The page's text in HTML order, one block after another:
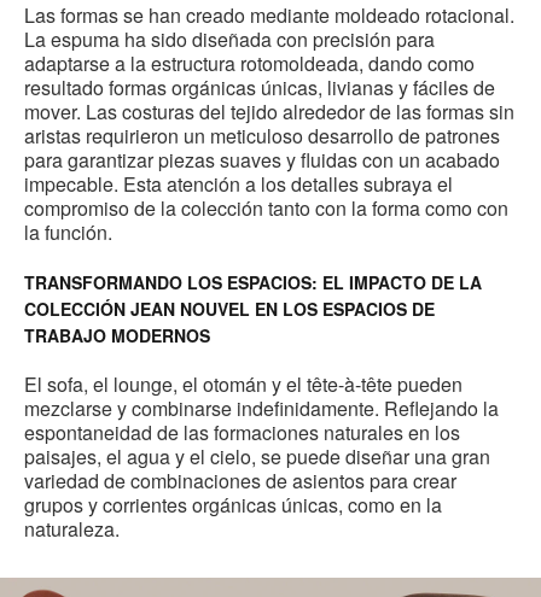
Las formas se han creado mediante moldeado rotacional.
La espuma ha sido diseñada con precisión para
adaptarse a la estructura rotomoldeada, dando como
resultado formas orgánicas únicas, livianas y fáciles de
mover. Las costuras del tejido alrededor de las formas sin
aristas requirieron un meticuloso desarrollo de patrones
para garantizar piezas suaves y fluidas con un acabado
impecable. Esta atención a los detalles subraya el
compromiso de la colección tanto con la forma como con
la función.
TRANSFORMANDO LOS ESPACIOS: EL IMPACTO DE LA
COLECCIÓN JEAN NOUVEL EN LOS ESPACIOS DE
TRABAJO MODERNOS
El sofa, el lounge, el otomán y el tête-à-tête pueden
mezclarse y combinarse indefinidamente. Reflejando la
espontaneidad de las formaciones naturales en los
paisajes, el agua y el cielo, se puede diseñar una gran
variedad de combinaciones de asientos para crear
grupos y corrientes orgánicas únicas, como en la
naturaleza.